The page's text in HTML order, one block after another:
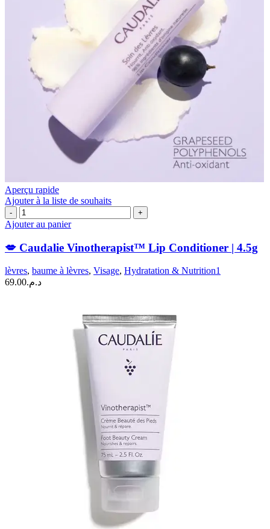
Aperçu rapide
Ajouter à la liste de souhaits
quantité
de
Caudalie
Vinotherapist™
Conditioner
|
Ajouter au panier
💋 Caudalie Vinotherapist™ Lip Conditioner | 4.5g
lèvres, baume à lèvres, Visage, Hydratation & Nutrition1
د.م.69.00